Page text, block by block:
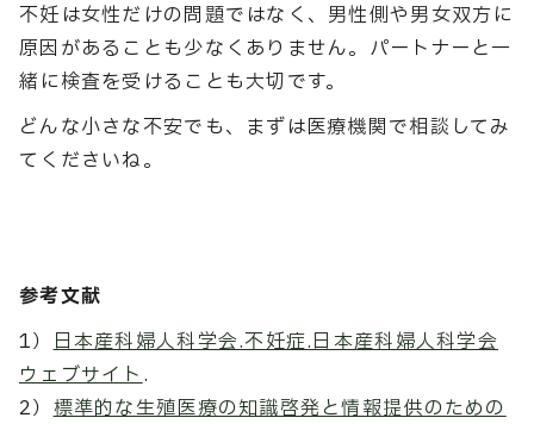
不妊は女性だけの問題ではなく、男性側や男女双方に
原因があることも少なくありません。パートナーと一
緒に検査を受けることも大切です。
どんな小さな不安でも、まずは医療機関で相談してみ
てくださいね。
参考文献
1）日本産科婦人科学会.不妊症.日本産科婦人科学会
ウェブサイト.
2）標準的な生殖医療の知識啓発と情報提供のための